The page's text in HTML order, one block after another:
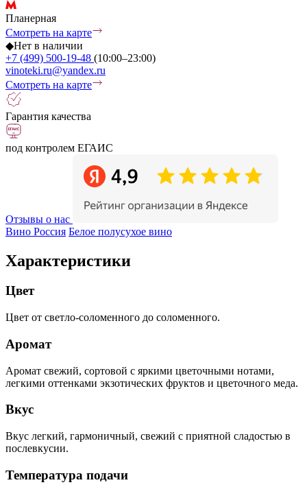
Планерная
Смотреть на карте
◆Нет в наличии
+7 (499) 500-19-48 (10:00–23:00)
vinoteki.ru@yandex.ru
Смотреть на карте
Гарантия качества
под контролем ЕГАИС
Отзывы о нас
Вино Россия Белое полусухое вино
Характеристики
Цвет
Цвет от светло-соломенного до соломенного.
Аромат
Аромат свежий, сортовой с яркими цветочными нотами,
легкими оттенками экзотических фруктов и цветочного меда.
Вкус
Вкус легкий, гармоничный, свежий с приятной сладостью в
послевкусии.
Температура подачи